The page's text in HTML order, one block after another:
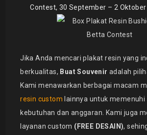
Contest, 30 September – 2 Oktober
Jika Anda mencari plakat resin yang
berkualitas, Buat Souvenir adalah
Kami menawarkan berbagai macam
resin custom lainnya untuk memenuhi
kebutuhan dan anggaran. Kami juga
layanan custom (FREE DESAIN),